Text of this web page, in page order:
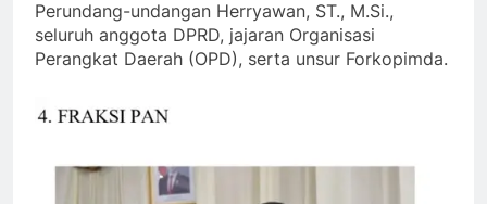
Perundang-undangan Herryawan, ST., M.Si.,
seluruh anggota DPRD, jajaran Organisasi
Perangkat Daerah (OPD), serta unsur Forkopimda.